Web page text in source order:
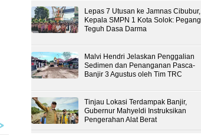
Lepas 7 Utusan ke Jamnas Cibubur,
Kepala SMPN 1 Kota Solok: Pegang
Teguh Dasa Darma
Malvi Hendri Jelaskan Penggalian
Sedimen dan Penanganan Pasca-
Banjir 3 Agustus oleh Tim TRC
Tinjau Lokasi Terdampak Banjir,
Gubernur Mahyeldi Instruksikan
Pengerahan Alat Berat